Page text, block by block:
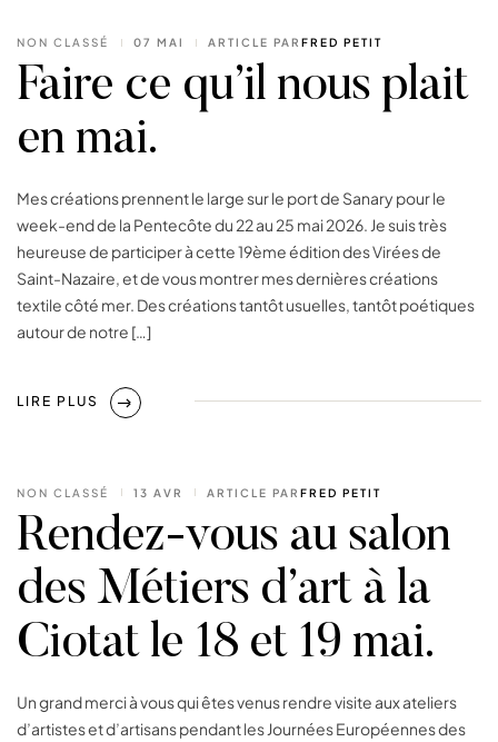
NON CLASSÉ 07 MAI ARTICLE PAR FRED PETIT
Faire ce qu’il nous plait
en mai.
Mes créations prennent le large sur le port de Sanary pour le
week-end de la Pentecôte du 22 au 25 mai 2026. Je suis très
heureuse de participer à cette 19ème édition des Virées de
Saint-Nazaire, et de vous montrer mes dernières créations
textile côté mer. Des créations tantôt usuelles, tantôt poétiques
autour de notre […]
LIRE PLUS
NON CLASSÉ 13 AVR ARTICLE PAR FRED PETIT
Rendez-vous au salon
des Métiers d’art à la
Ciotat le 18 et 19 mai.
Un grand merci à vous qui êtes venus rendre visite aux ateliers
d’artistes et d’artisans pendant les Journées Européennes des